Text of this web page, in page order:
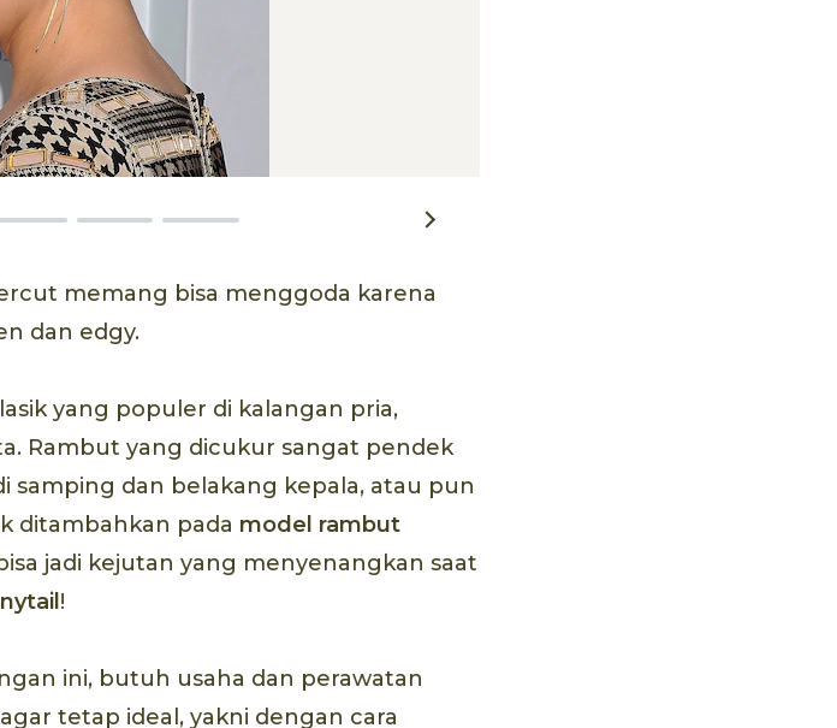
memang bisa menggoda karena
dan edgy.
yang populer di kalangan pria,
Rambut yang dicukur sangat pendek
samping dan belakang kepala, atau pun
ditambahkan pada model rambut
jadi kejutan yang menyenangkan saat
!
ini, butuh usaha dan perawatan
tetap ideal, yakni dengan cara